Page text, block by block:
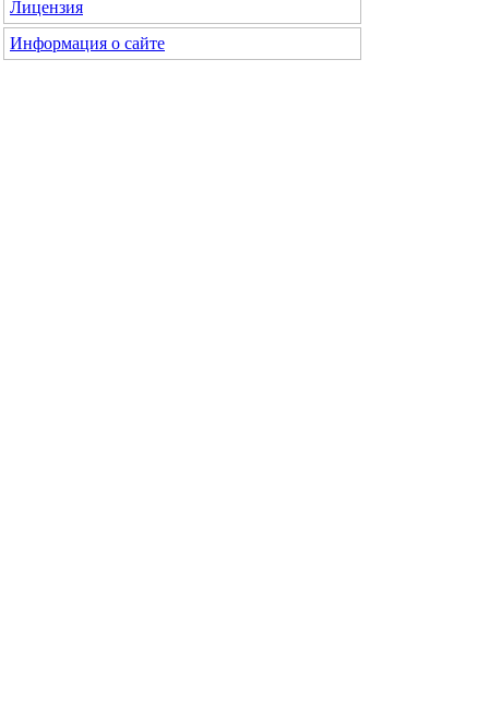
Лицензия
Информация о сайте